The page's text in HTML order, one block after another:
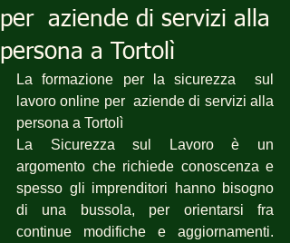
per aziende di servizi alla
persona a Tortolì
La formazione per la sicurezza  sul
lavoro online per  aziende di servizi alla
persona a Tortolì
La Sicurezza sul Lavoro è un
argomento che richiede conoscenza e
spesso gli imprenditori hanno bisogno
di una bussola, per orientarsi fra
continue modifiche e aggiornamenti.